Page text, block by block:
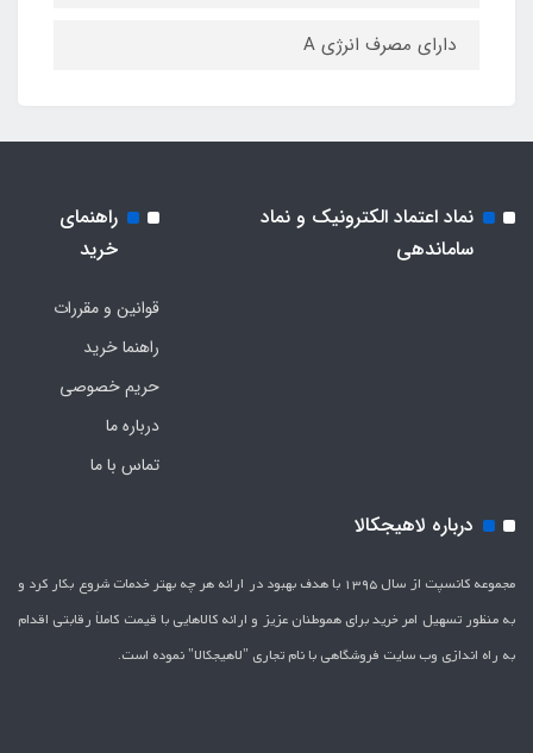
دارای مصرف انرژی A
نماد اعتماد الکترونیک و نماد
ساماندهی
راهنمای
خرید
قوانین و مقررات
راهنما خرید
حریم خصوصی
درباره ما
تماس با ما
درباره لاهیجکالا
مجموعه کانسپت از سال 1395 با هدف بهبود در ارائه هر چه بهتر خدمات شروع بکار کرد و
به منظور تسهیل امر خرید برای هموطنان عزیز و ارائه کالاهایی با قیمت کاملاَ رقابتی اقدام
به راه اندازی وب سایت فروشگاهی با نام تجاری "لاهیج­کالا" نموده است.